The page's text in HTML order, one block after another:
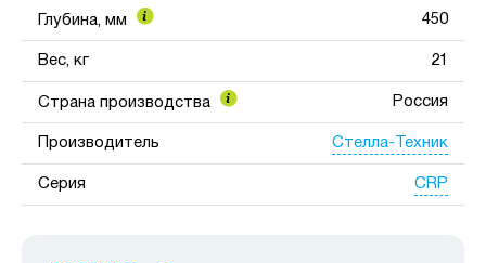
Глубина, мм 450
Вес, кг 21
Страна производства Россия
Производитель Стелла-Техник
Серия CRP